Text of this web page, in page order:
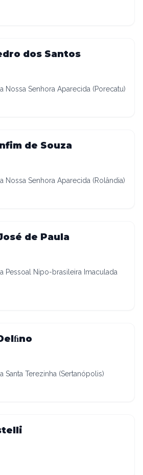
dos Santos
Nossa Senhora Aparecida (Porecatu)
de Souza
Nossa Senhora Aparecida (Rolândia)
de Paula
Pessoal Nipo-brasileira Imaculada
Santa Terezinha (Sertanópolis)